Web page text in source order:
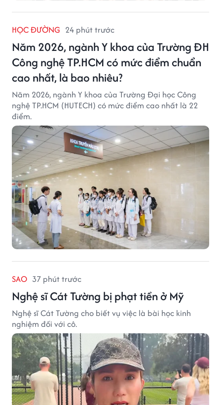
HỌC ĐƯỜNG 24 phút trước
Năm 2026, ngành Y khoa của Trường ĐH
Công nghệ TP.HCM có mức điểm chuẩn
cao nhất, là bao nhiêu?
Năm 2026, ngành Y khoa của Trường Đại học Công
nghệ TP.HCM (HUTECH) có mức điểm cao nhất là 22
điểm.
SAO 37 phút trước
Nghệ sĩ Cát Tường bị phạt tiền ở Mỹ
Nghệ sĩ Cát Tường cho biết vụ việc là bài học kinh
nghiệm đối với cô.